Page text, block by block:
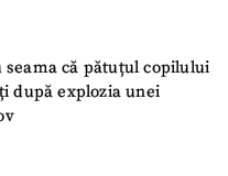
că pătuțul copilului
după explozia unei